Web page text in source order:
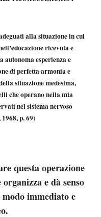
alla situazione in cui
ricevuta e
autonoma esperienza e
di perfetta armonia e
situazione medesima,
che operano nella mia
nel sistema nervoso
p. 69)
questa operazione
organizza e dà senso
immediato e